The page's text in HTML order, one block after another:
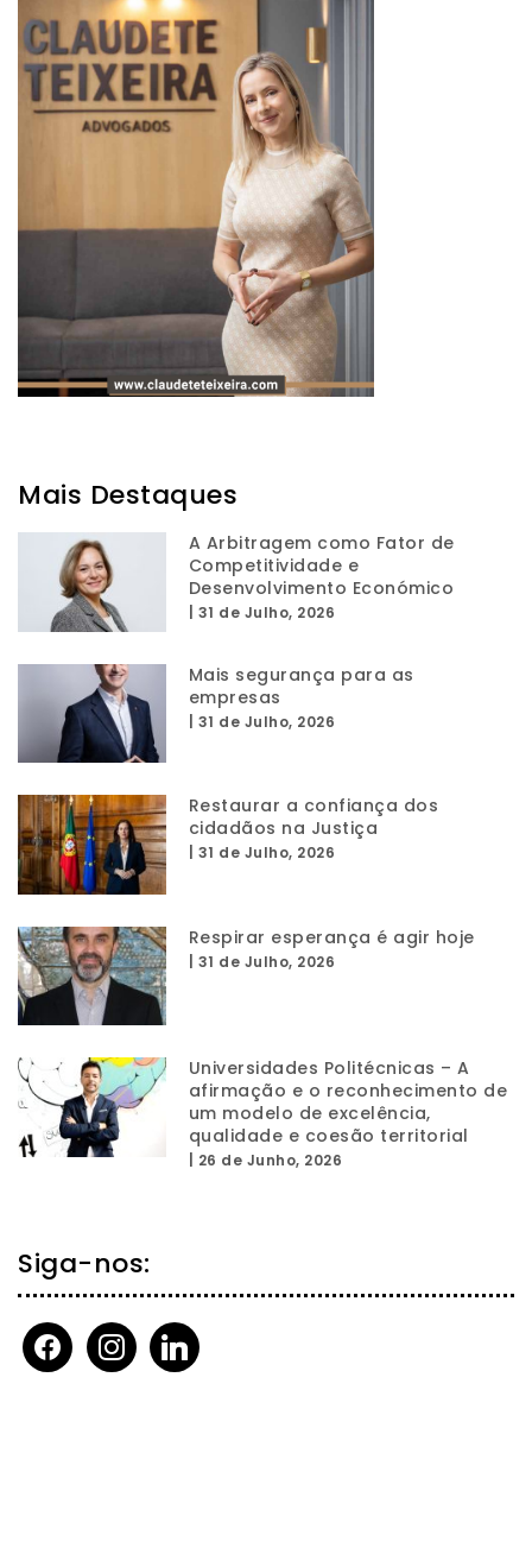
Mais Destaques
A Arbitragem como Fator de
Competitividade e
Desenvolvimento Económico
31 de Julho, 2026
Mais segurança para as
empresas
31 de Julho, 2026
Restaurar a confiança dos
cidadãos na Justiça
31 de Julho, 2026
Respirar esperança é agir hoje
31 de Julho, 2026
Universidades Politécnicas – A
afirmação e o reconhecimento de
um modelo de excelência,
qualidade e coesão territorial
26 de Junho, 2026
Siga-nos:
facebookinstagramlinkedin